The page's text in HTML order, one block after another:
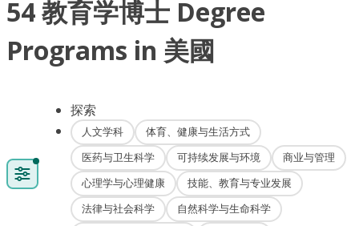
54 教育学博士 Degree
Programs in 美國
探索
人文学科
体育、健康与生活方式
医药与卫生科学
可持续发展与环境
商业与管理
心理学与心理健康
技能、教育与专业发展
法律与社会科学
自然科学与生命科学